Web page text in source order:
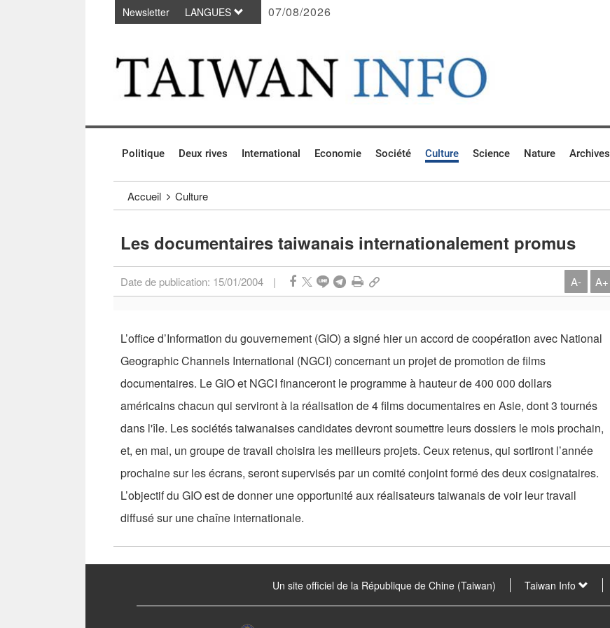
Passer au contenu principal
Newsletter LANGUES 07/08/2026
Politique Deux rives International Economie Société Culture Science Nature Archives
Accueil Culture
Les documentaires taiwanais internationalement promus
Date de publication: 15/01/2004 | A- A+
L’office d’Information du gouvernement (GIO) a signé hier un accord de coopération avec National
Geographic Channels International (NGCI) concernant un projet de promotion de films
documentaires. Le GIO et NGCI financeront le programme à hauteur de 400 000 dollars
américains chacun qui serviront à la réalisation de 4 films documentaires en Asie, dont 3 tournés
dans l'île. Les sociétés taiwanaises candidates devront soumettre leurs dossiers le mois prochain,
et, en mai, un groupe de travail choisira les meilleurs projets. Ceux retenus, qui sortiront l’année
prochaine sur les écrans, seront supervisés par un comité conjoint formé des deux cosignataires.
L’objectif du GIO est de donner une opportunité aux réalisateurs taiwanais de voir leur travail
diffusé sur une chaîne internationale.
Un site officiel de la République de Chine (Taiwan) Taiwan Info